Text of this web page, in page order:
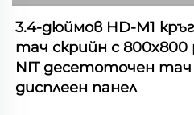
3.4-дюймов HD-M1
тач скрийн с
NIT десетоточен тач
дисплеен панел